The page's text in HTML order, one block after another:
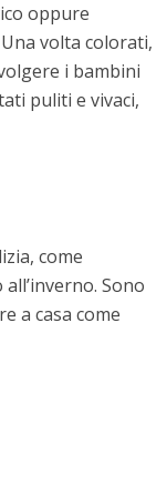
oppure
volta colorati,
i bambini
puliti e vivaci,
come
Sono
a casa come